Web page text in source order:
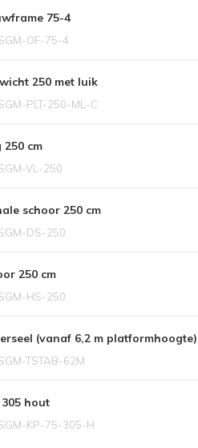
75-4
OF-75-4
250 met luik
PLT-250-ML-C
cm
VL-250
schoor 250 cm
DS-250
250 cm
HS-250
(vanaf 6,2 m platformhoogte)
TSTAB-62M
hout
KP-75-305-H